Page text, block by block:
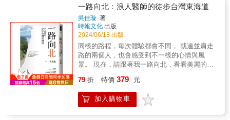
達人、城市作家】王浩一【知名漫畫家、媒體
人】魚夫【府城飲食生活部落客】倫敦男孩
【老房子事務所、風尚旅行負責人】游智維
【府城流浪漢、金曲獎得主】謝銘祐 【飲食旅
遊作家，《Yilan美食生活玩家》網站創辦人】
葉怡蘭【國立成功大學中文系教授】林朝成
【香港漫畫家】Stella So【台南奉茶主人】葉
時間裡的城！這本書將這個因素很自然地納
入，也就很自然地與這城的慢心態慢慢同軌而
行，不誇張，不引潮，重點放在人以及一代一
代所累積的歷史訊號，繪圖尤其有台南味，非
大稻埕店品嚐台灣咖啡時，不妨抬頭看看二樓
——那裡曾是以精緻酒家菜、那卡西樂團與女
陪侍服務而聞名的「黑美人大酒家」！這些地
方不僅是熱門景點，更是深入了解台灣女性歷
史和文化的重要窗口。台灣還有無數個這樣充
滿故事的角落，等待著旅人發掘和探索！《走
她的路：台灣「女路」旅遊指南，帶你探索每
個她的故事！》不只是一本旅行手冊，它更從
性別視角重新詮釋台灣的地方文化和歷史，重
現她們如何塑造了今日豐富多元的台灣社會。
這是一本開啟對台灣全新認知的書，引領讀者
踏上一場由女性智慧與勇氣啟發的精彩旅程！
一路向北：浪人醫師的徒步台灣東海道
吳佳璇 著
時報文化 出版
2024/06/18 出版
同樣的路程，每次體驗都會不同， 就連並肩走
路的兩個人，也會感受到不一樣的心情與風
景。 現在，請跟著我一路向北，看看美麗的東
個人都有自己的答案。可能是為了健康，「日
行一萬步，健康有保固」；也可能是為了整頓
心靈，找回平靜。在抬頭挺胸、肩膀放鬆，重
79 折 特價 379 元
加入購物車